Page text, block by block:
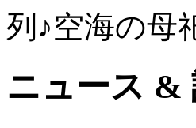
列♪空海の母
ニュース &